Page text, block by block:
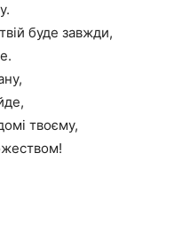
буде завжди,
твоєму,